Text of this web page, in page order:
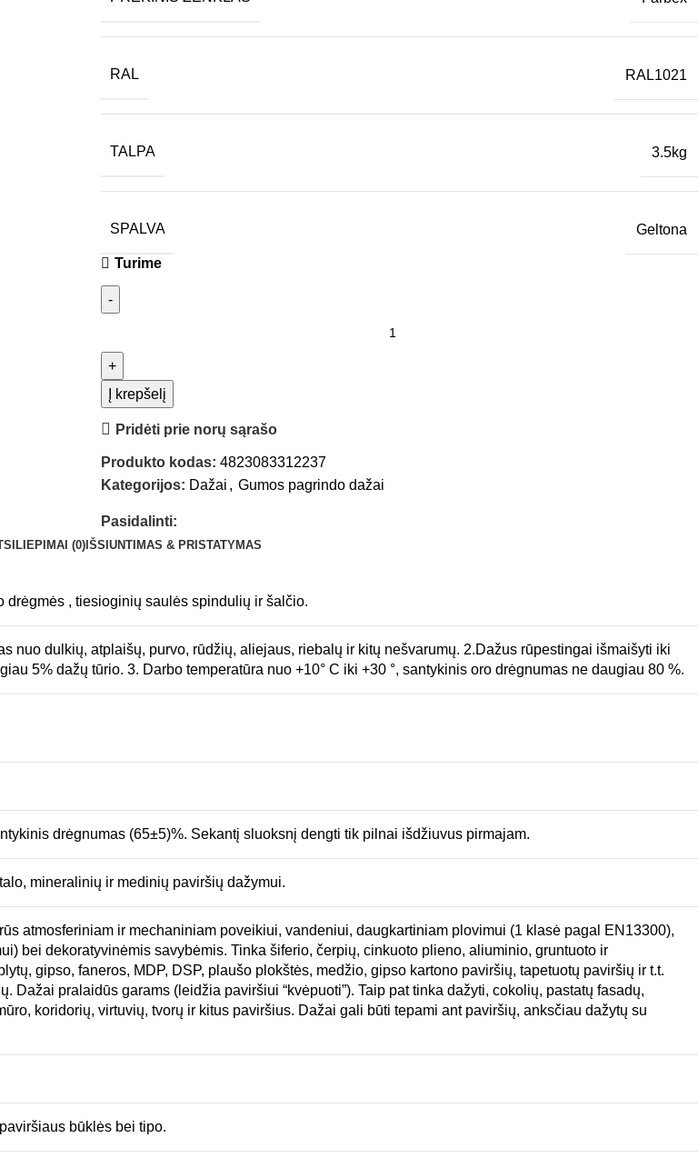
RAL RAL1021
TALPA 3.5kg
SPALVA Geltona
Turime
Į krepšelį
Pridėti prie norų sąrašo
Produkto kodas: 4823083312237
Kategorijos: Dažai , Gumos pagrindo dažai
Pasidalinti:
(0)IŠSIUNTIMAS & PRISTATYMAS
drėgmės , tiesioginių saulės spindulių ir šalčio.
nuo dulkių, atplaišų, purvo, rūdžių, aliejaus, riebalų ir kitų nešvarumų. 2.Dažus rūpestingai išmaišyti iki
5% dažų tūrio. 3. Darbo temperatūra nuo +10° C iki +30 °, santykinis oro drėgnumas ne daugiau 80 %.
drėgnumas (65±5)%. Sekantį sluoksnį dengti tik pilnai išdžiuvus pirmajam.
mineralinių ir medinių paviršių dažymui.
atmosferiniam ir mechaniniam poveikiui, vandeniui, daugkartiniam plovimui (1 klasė pagal EN13300),
bei dekoratyvinėmis savybėmis. Tinka šiferio, čerpių, cinkuoto plieno, aliuminio, gruntuoto ir
gipso, faneros, MDP, DSP, plaušo plokštės, medžio, gipso kartono paviršių, tapetuotų paviršių ir t.t.
Dažai pralaidūs garams (leidžia paviršiui “kvėpuoti”). Taip pat tinka dažyti, cokolių, pastatų fasadų,
koridorių, virtuvių, tvorų ir kitus paviršius. Dažai gali būti tepami ant paviršių, anksčiau dažytų su
būklės bei tipo.